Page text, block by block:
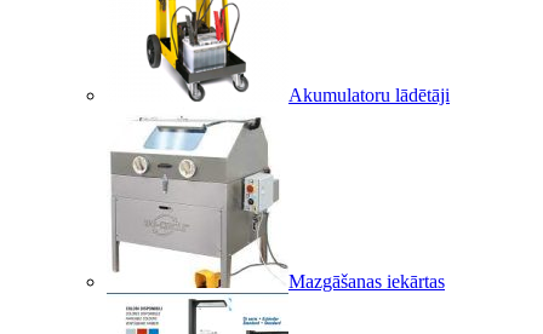
Akumulatoru lādētāji
Mazgāšanas iekārtas